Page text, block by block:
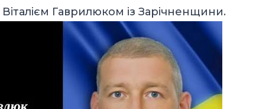
Гаврилюком із Зарічненщини.